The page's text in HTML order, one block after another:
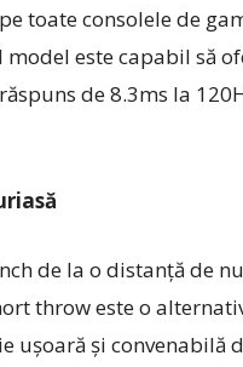
toate consolele de
este capabil să
de 8.3ms la
de la o distanță de
throw este o
ușoară și